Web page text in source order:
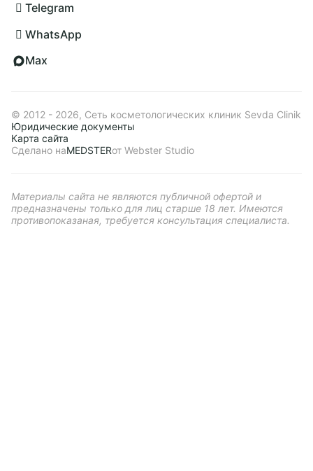
Telegram
WhatsApp
Max
© 2012 - 2026, Сеть косметологических клиник Sevda Clinik
Юридические документы
Карта сайта
Сделано наMEDSTERот Webster Studio
Материалы сайта не являются публичной офертой и
предназначены только для лиц старше 18 лет. Имеются
противопоказаная, требуется консультация специалиста.